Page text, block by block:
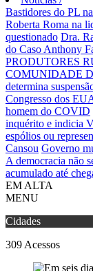
Bastidores do PL
Roberta Roma na
questionado Dra.
do Caso Anthony
PRODUTORES
COMUNIDADE
determina
Congresso dos
homem do COVID
inquérito e indicia
espólios ou
Cansou Governo
A democracia não
acumulado até
EM ALTA
MENU
Cidades
309 Acessos